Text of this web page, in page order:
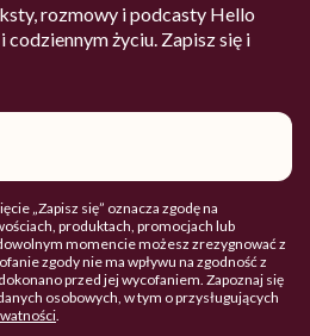
rozmowy i podcasty Hello
codziennym życiu. Zapisz się i
„Zapisz się” oznacza zgodę na
produktach, promocjach lub
momencie możesz zrezygnować z
zgody nie ma wpływu na zgodność z
przed jej wycofaniem. Zapoznaj się
osobowych, w tym o przysługujących